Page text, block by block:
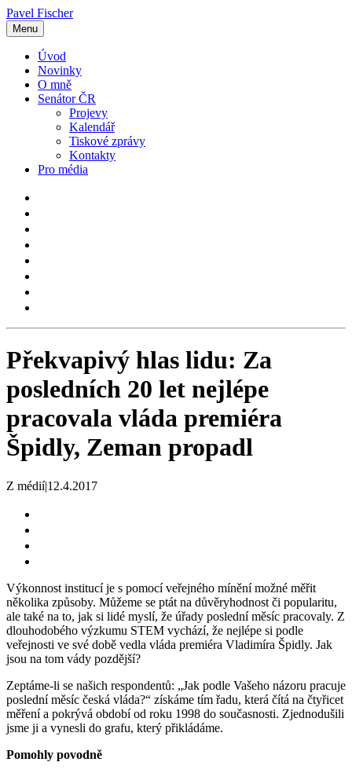
Pavel Fischer
Menu
Úvod
Novinky
O mně
Senátor ČR
Projevy
Kalendář
Tiskové zprávy
Kontakty
Pro média
Překvapivý hlas lidu: Za
posledních 20 let nejlépe
pracovala vláda premiéra
Špidly, Zeman propadl
Z médií|12.4.2017
Výkonnost institucí je s pomocí veřejného mínění možné měřit
několika způsoby. Můžeme se ptát na důvěryhodnost či popularitu,
ale také na to, jak si lidé myslí, že úřady poslední měsíc pracovaly. Z
dlouhodobého výzkumu STEM vychází, že nejlépe si podle
veřejnosti ve své době vedla vláda premiéra Vladimíra Špidly. Jak
jsou na tom vády pozdější?
Zeptáme-li se našich respondentů: „Jak podle Vašeho názoru pracuje
poslední měsíc česká vláda?“ získáme tím řadu, která čítá na čtyřicet
měření a pokrývá období od roku 1998 do současnosti. Zjednodušili
jsme ji a vynesli do grafu, který přikládáme.
Pomohly povodně